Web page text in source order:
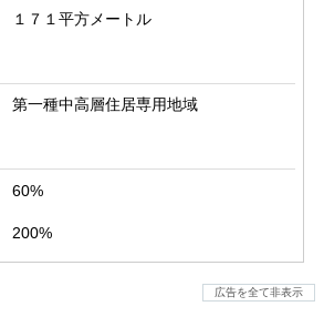
１７１平方メートル
第一種中高層住居専用地域
60%
200%
広告を全て非表示